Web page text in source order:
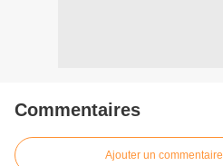
Commentaires
Ajouter un commentaire